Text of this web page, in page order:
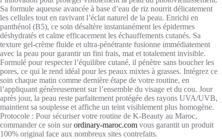
Sa formule aqueuse avancée à base d’eau de riz nourrit délicatement
les cellules tout en ravivant l’éclat naturel de la peau. Enrichi en
panthénol (B5), ce soin désaltère instantanément les épidermes
déshydratés et calme efficacement les échauffements cutanés. Sa
texture gel-crème fluide et ultra-pénétrante fusionne immédiatement
avec la peau pour garantir un fini frais, mat et totalement invisible.
Formulé pour respecter l’équilibre cutané, il pénètre sans boucher les
pores, ce qui le rend idéal pour les peaux mixtes à grasses. Intégrez ce
soin chaque matin comme dernière étape de votre routine, en
l’appliquant généreusement sur l’ensemble du visage et du cou. Jour
après jour, la peau reste parfaitement protégée des rayons UVA/UVB,
maintient sa souplesse et affiche un teint visiblement plus homogène.
Protocole : Pour sécuriser votre routine de K-Beauty au Maroc,
commander ce soin surordinary-maroc.com vous garantit un produit
100% original face aux nombreux sites contrefaits.